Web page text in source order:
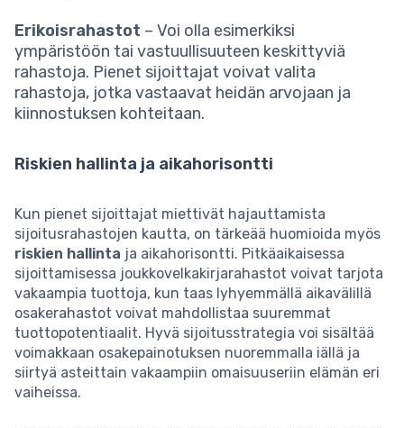
Erikoisrahastot – Voi olla esimerkiksi
ympäristöön tai vastuullisuuteen keskittyviä
rahastoja. Pienet sijoittajat voivat valita
rahastoja, jotka vastaavat heidän arvojaan ja
kiinnostuksen kohteitaan.
Riskien hallinta ja aikahorisontti
Kun pienet sijoittajat miettivät hajauttamista
sijoitusrahastojen kautta, on tärkeää huomioida myös
riskien hallinta ja aikahorisontti. Pitkäaikaisessa
sijoittamisessa joukkovelkakirjarahastot voivat tarjota
vakaampia tuottoja, kun taas lyhyemmällä aikavälillä
osakerahastot voivat mahdollistaa suuremmat
tuottopotentiaalit. Hyvä sijoitusstrategia voi sisältää
voimakkaan osakepainotuksen nuoremmalla iällä ja
siirtyä asteittain vakaampiin omaisuuseriin elämän eri
vaiheissa.